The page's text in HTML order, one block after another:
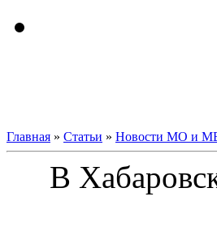
Главная » Статьи » Новости МО и
В